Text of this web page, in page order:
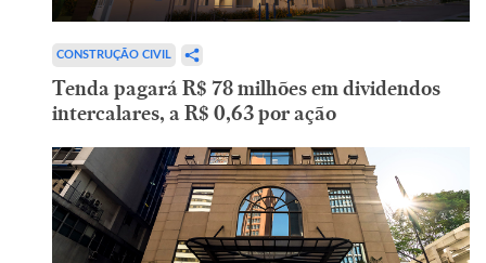
CONSTRUÇÃO CIVIL
Tenda pagará R$ 78 milhões em dividendos
intercalares, a R$ 0,63 por ação